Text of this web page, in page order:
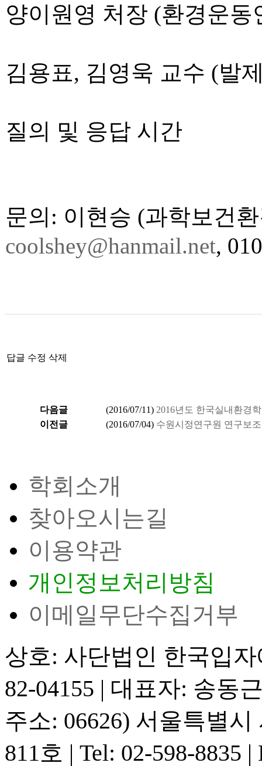
양이원영 처장 (환경운동
김용표, 김영욱 교수 (발
질의 및 응답 시간
문의: 이현승 (과학보건
coolshey@hanmail.net,
답글 수정 삭제
다음글 (2016/07/11) 2016년도 한국실내환경
이전글
(2016/07/04) 수원시정연구원 연구보
학회소개
찾아오시는길
이용약관
개인정보처리방침
이메일무단수집거부
상호: 사단법인 한국입
82-04155 | 대표자: 송동
주소: 06626) 서울특별
811호 | Tel: 02-598-8835 |